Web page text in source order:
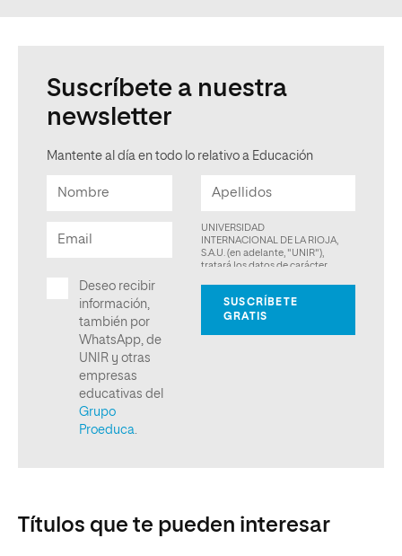
Suscríbete a nuestra
newsletter
Mantente al día en todo lo relativo a Educación
Títulos que te pueden interesar